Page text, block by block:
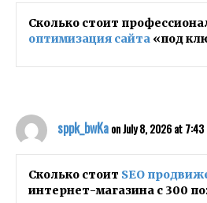
Сколько стоит
оптимизация сайта «под
sppk_bwKaon July 8, 2026 at
Сколько стоит SEO
интернет-магазина с 300